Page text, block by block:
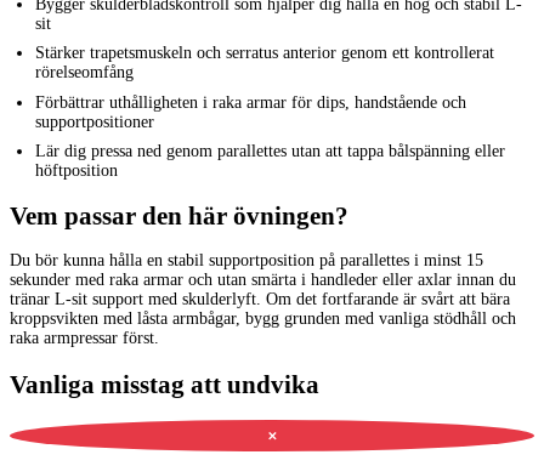
Bygger skulderbladskontroll som hjälper dig hålla en hög och stabil L-
sit
Stärker trapetsmuskeln och serratus anterior genom ett kontrollerat
rörelseomfång
Förbättrar uthålligheten i raka armar för dips, handstående och
supportpositioner
Lär dig pressa ned genom parallettes utan att tappa bålspänning eller
höftposition
Vem passar den här övningen?
Du bör kunna hålla en stabil supportposition på parallettes i minst 15
sekunder med raka armar och utan smärta i handleder eller axlar innan du
tränar L-sit support med skulderlyft. Om det fortfarande är svårt att bära
kroppsvikten med låsta armbågar, bygg grunden med vanliga stödhåll och
raka armpressar först.
Vanliga misstag att undvika
✕